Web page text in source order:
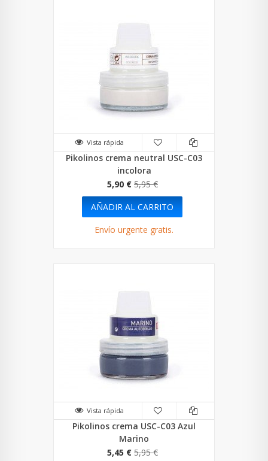
Vista rápida
Pikolinos crema neutral USC-C03
incolora
5,90 € 5,95 €
AÑADIR AL CARRITO
Envío urgente gratis.
Vista rápida
Pikolinos crema USC-C03 Azul
Marino
5,45 € 5,95 €